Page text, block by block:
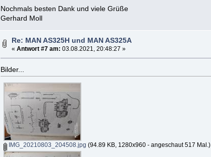
Nochmals besten Dank und viele Grüße
Gerhard Moll
Re: MAN AS325H und MAN AS325A
« Antwort #7 am: 03.08.2021, 20:48:27 »
Bilder...
IMG_20210803_204508.jpg (94.89 KB, 1280x960 - angeschaut 517 Mal.)